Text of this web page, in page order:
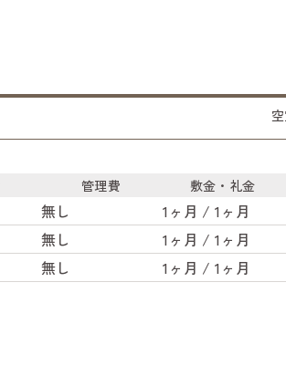
管理費 敷金・礼金
無し 1ヶ月 / 1ヶ月
無し 1ヶ月 / 1ヶ月
無し 1ヶ月 / 1ヶ月